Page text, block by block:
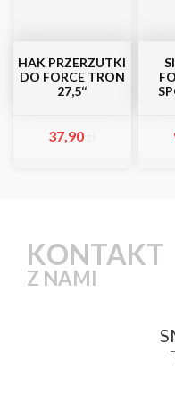
HAK PRZERZUTKI
DO FORCE TRON
27,5‘‘
37,90
KONTAKT
Z NAMI